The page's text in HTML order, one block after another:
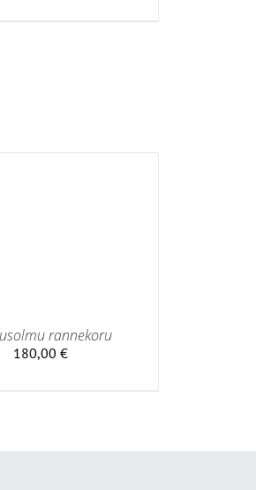
rannekoru
180,00 €